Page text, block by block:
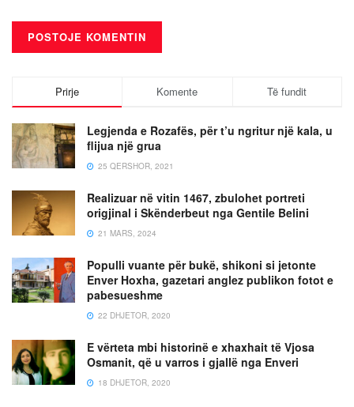
Prirje Komente Të fundit
Legjenda e Rozafës, për t’u ngritur një kala, u
flijua një grua
25 QERSHOR, 2021
Realizuar në vitin 1467, zbulohet portreti
origjinal i Skënderbeut nga Gentile Belini
21 MARS, 2024
Populli vuante për bukë, shikoni si jetonte
Enver Hoxha, gazetari anglez publikon fotot e
pabesueshme
22 DHJETOR, 2020
E vërteta mbi historinë e xhaxhait të Vjosa
Osmanit, që u varros i gjallë nga Enveri
18 DHJETOR, 2020